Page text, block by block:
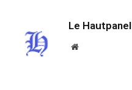
Le Hautpanel
Website